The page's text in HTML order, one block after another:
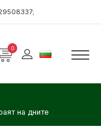
0
на дните